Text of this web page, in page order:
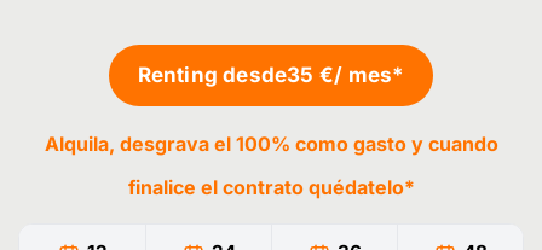
Renting desde35 €/ mes*
Alquila, desgrava el 100% como gasto y cuando
finalice el contrato quédatelo*